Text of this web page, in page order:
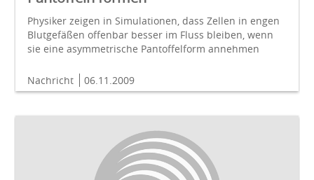
Physiker zeigen in Simulationen, dass Zellen in engen
Blutgefäßen offenbar besser im Fluss bleiben, wenn
sie eine asymmetrische Pantoffelform annehmen
Nachricht 06.11.2009